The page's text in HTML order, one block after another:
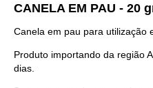
CANELA EM PAU - 20
Canela em pau para utilização
Produto importando da região
dias.